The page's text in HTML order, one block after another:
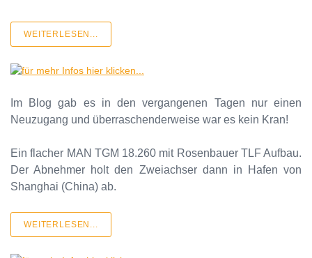
WEITERLESEN...
Im Blog gab es in den vergangenen Tagen nur einen
Neuzugang und überraschenderweise war es kein Kran!
Ein flacher MAN TGM 18.260 mit Rosenbauer TLF Aufbau.
Der Abnehmer holt den Zweiachser dann in Hafen von
Shanghai (China) ab.
WEITERLESEN...